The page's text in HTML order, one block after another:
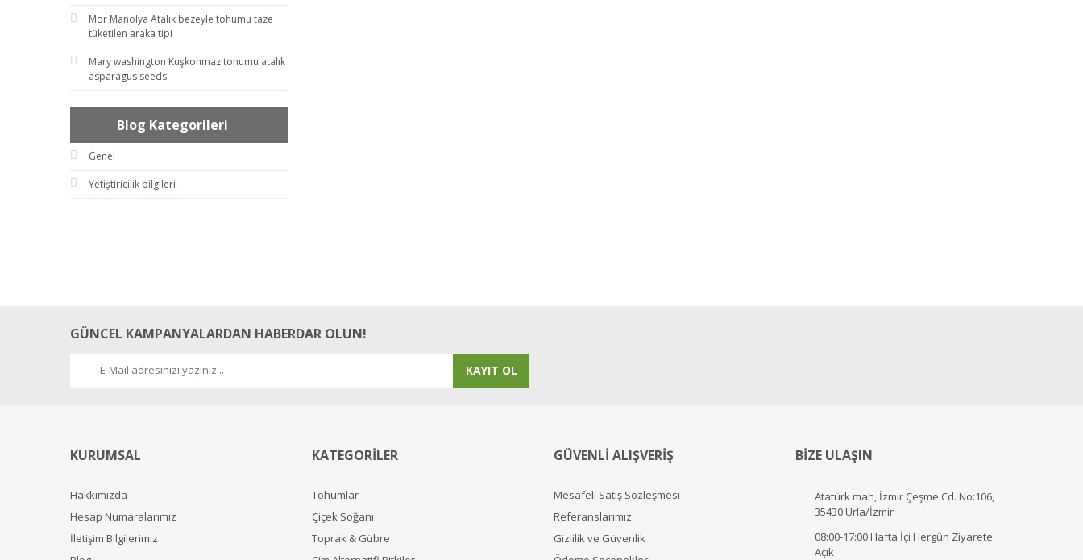
Mor Manolya Atalık bezeyle tohumu taze
tüketilen araka tipi
Mary washington Kuşkonmaz tohumu atalık
asparagus seeds
Blog Kategorileri
Genel
Yetiştiricilik bilgileri
GÜNCEL KAMPANYALARDAN HABERDAR OLUN!
KAYIT OL
KURUMSAL
Hakkımızda
Hesap Numaralarımız
İletişim Bilgilerimiz
KATEGORİLER
Tohumlar
Çiçek Soğanı
Toprak & Gübre
GÜVENLİ ALIŞVERİŞ
Mesafeli Satış Sözleşmesi
Referanslarımız
Gizlilik ve Güvenlik
BİZE ULAŞIN
Atatürk mah, İzmir Çeşme Cd. No:106,
35430 Urla/İzmir
08:00-17:00 Hafta İçi Hergün Ziyarete
Açık